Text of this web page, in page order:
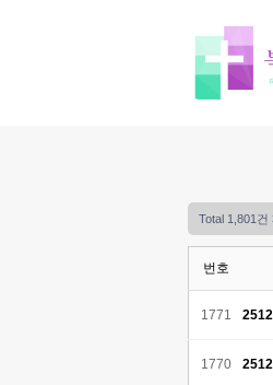
Total 1,801건
번호
1771
1770